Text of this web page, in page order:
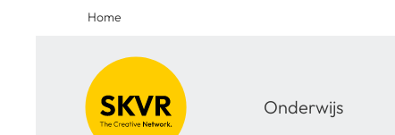
Home
Onderwijs